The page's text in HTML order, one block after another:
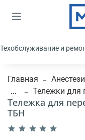
Техобслуживание и
Главная
...
Тележки для
Тележка для
ТБН